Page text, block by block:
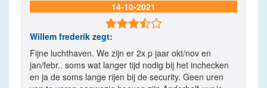
14-10-2021

Willem frederik zegt:
Fijne luchthaven. We zijn er 2x p jaar okt/nov en
jan/febr.. soms wat langer tijd nodig bij het inchecken
en ja de soms lange rijen bij de security. Geen uren